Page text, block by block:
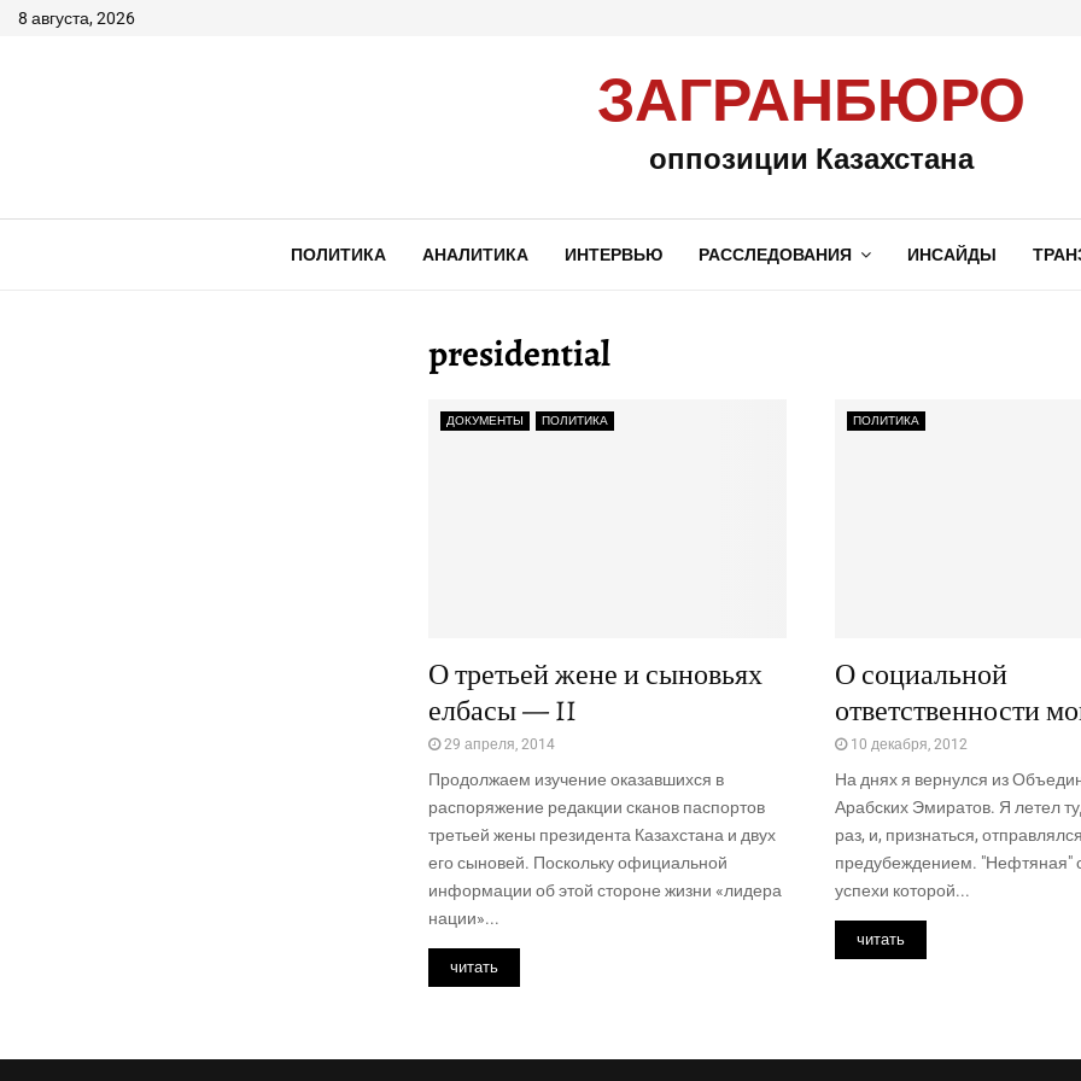
8 августа, 2026
ЗАГРАНБЮРО
оппозиции Казахстана
ПОЛИТИКА АНАЛИТИКА ИНТЕРВЬЮ РАССЛЕДОВАНИЯ ИНСАЙДЫ
presidential
ДОКУМЕНТЫ ПОЛИТИКА
О третьей жене и сыновьях
елбасы — II
29 апреля, 2014
Продолжаем изучение оказавшихся в
распоряжение редакции сканов паспортов
третьей жены президента Казахстана и двух
его сыновей. Поскольку официальной
информации об этой стороне жизни «лидера
нации»...
читать
ПОЛИТИКА
О социальной
ответственности
10 декабря, 2012
На днях я вернулся из
Арабских Эмиратов. Я летел
раз, и, признаться,
предубеждением. "Нефтяная"
успехи которой...
читать